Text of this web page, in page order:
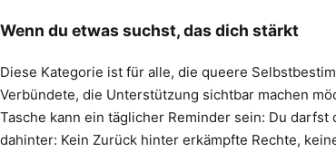
Wenn du etwas suchst, das dich stärkt
Diese Kategorie ist für alle, die queere
Verbündete, die Unterstützung sichtbar machen
Tasche kann ein täglicher Reminder sein: Du
dahinter: Kein Zurück hinter erkämpfte Rechte,